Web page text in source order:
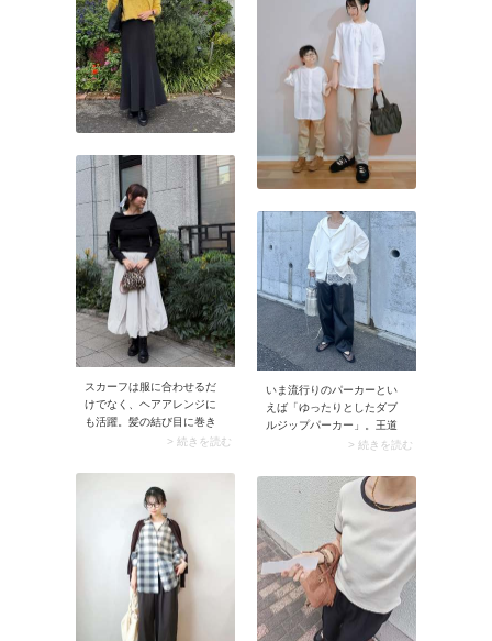
畑が撮影のメインになりそ
うなら、クリーンなホワイ
トのワントーンコーデで着
映えを狙ってみて。トレン
ド感のあるレースキャミソ
ールを主役に全身白でまと
めたら、デニムジャケット
でカジュアルダウン。今季
らしくまとまり素敵です
よ。
スカーフは服に合わせるだ
けでなく、ヘアアレンジに
も活躍。髪の結び目に巻き
着けることで、横顔やバッ
なく引き立ちます。また髪
だけではなく、バッグの持
ち手に巻くスカーフアレン
ジもおすすめ。アイデア次
第で楽しみ方が広がるのが
スカーフのメリットです。
> 続きを読む
いま流行りのパーカーとい
えば「ゆったりとしたダブ
ルジップパーカー」。王道
のスウェット生地に加え、
材のものがトレンド入りし
ています。Tシャツをはじめ
どんなトップスにも合わせ
やすく、楽ちんで着心地は
抜群。またリーズナブルな
価格展開が多く、何かと申
し分のない一枚です。
> 続きを読む